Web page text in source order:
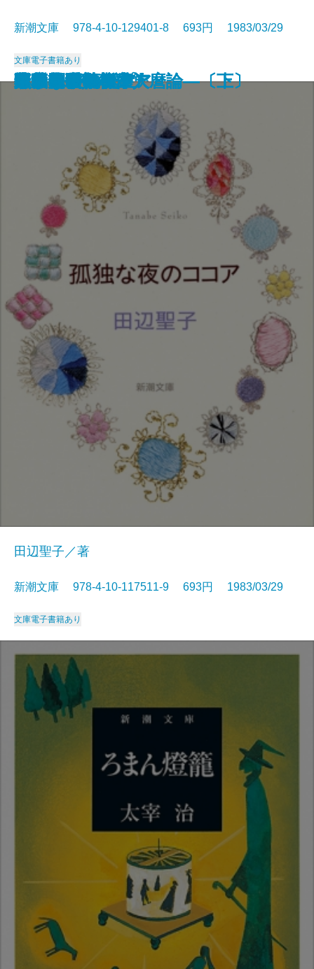
ポーツマスの旗
比叡
夏の闇
思い出トランプ
葉隠入門
最長片道切符の旅
橋ものがたり
花匂う
悪女について
寺内貫太郎一家
新潮文庫 978-4-10-129401-8 693円 1983/03/29
文庫電子書籍あり
孤独な夜のココア
田辺聖子／著
新潮文庫 978-4-10-117511-9 693円 1983/03/29
文庫電子書籍あり
ろまん燈籠
水底の歌―柿本人麿論―〔上〕
水底の歌―柿本人麿論―〔下〕
月の松山
黒革の手帖〔上〕
黒革の手帖〔下〕
黙示録殺人事件
白い夏の墓標
キリストの誕生